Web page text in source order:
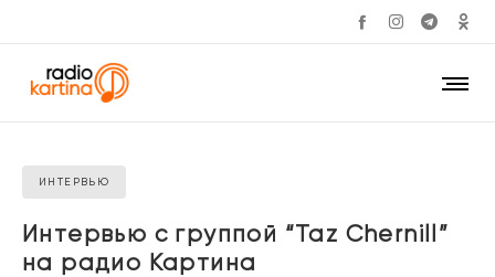
ИНТЕРВЬЮ
Интервью с группой “Taz Chernill”
на радио Картина